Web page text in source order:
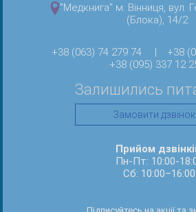
"Медкнига" м. Вінниця, вул.
(Блока), 14/2
+38 (063) 74 279 74 |
+38
+38 (095) 337 12
Залишились
Замовити дзвінок
Прийом
Пн-Пт: 10:00-
Сб: 10:00–16:00